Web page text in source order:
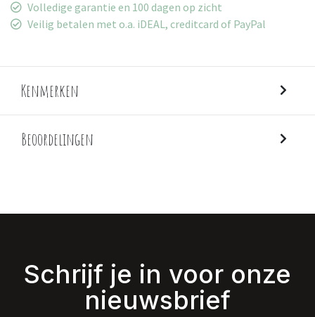
Volledige garantie en 100 dagen op zicht
Veilig betalen met o.a. iDEAL, creditcard of PayPal
Kenmerken
Beoordelingen
Schrijf je in voor onze
nieuwsbrief